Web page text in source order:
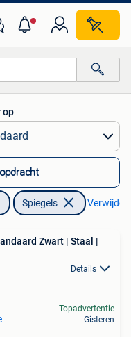
op
Spiegels Verwijder
Zwart | Staal |
Details
Topadvertentie
Gisteren